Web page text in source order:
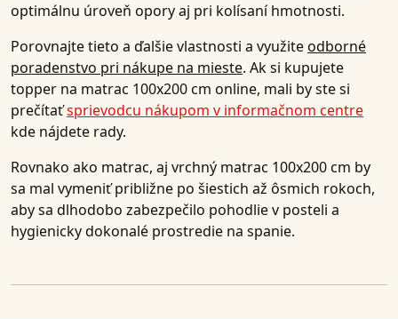
optimálnu úroveň opory aj pri kolísaní hmotnosti.
Porovnajte tieto a ďalšie vlastnosti a využiteodborné
poradenstvo pri nákupe na mieste. Ak si kupujete
topper na matrac 100x200 cm online, mali by ste si
prečítaťsprievodcu nákupom v informačnom centre
kde nájdete rady.
Rovnako ako matrac, aj vrchný matrac 100x200 cm by
sa mal vymeniť približne po šiestich až ôsmich rokoch,
aby sa dlhodobo zabezpečilo pohodlie v posteli a
hygienicky dokonalé prostredie na spanie.